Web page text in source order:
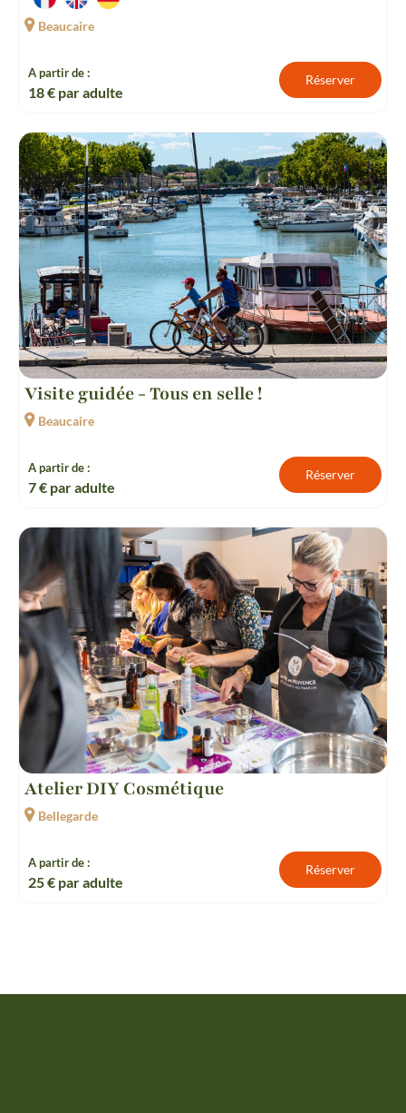
Beaucaire
A partir de :
18€ par adulte
Réserver
Visite guidée - Tous en selle !
Beaucaire
A partir de :
7€ par adulte
Réserver
Atelier DIY Cosmétique
Bellegarde
A partir de :
25€ par adulte
Réserver